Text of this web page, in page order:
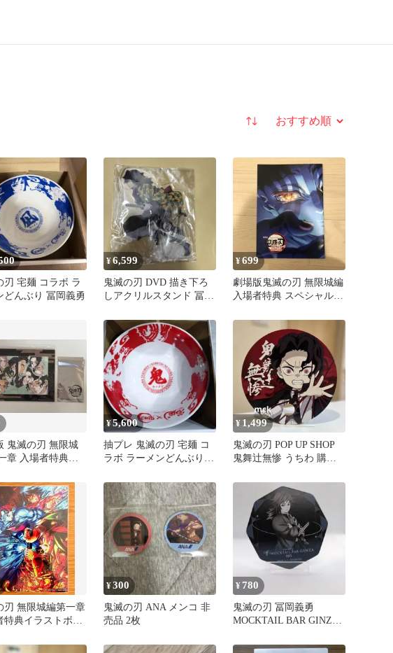
並び替え
刃 宅麺 コラボ ラ
どんぶり 冨岡義勇
¥6,599
鬼滅の刃 DVD 描き下ろ
しアクリルスタンド 冨岡
¥699
劇場版鬼滅の刃 無限城編
入場者特典 スペシャルイ
鬼滅の刃 無限城
章 入場者特典
¥5,600
抽プレ 鬼滅の刃 宅麺 コ
ラボ ラーメンどんぶり
¥ 1,499
鬼滅の刃 POP UP SHOP
鬼舞辻無惨 うちわ 購入
刃 無限城編第一章
特典イラストボー
¥300
鬼滅の刃 ANA メンコ 非
売品 2枚
¥ 780
鬼滅の刃 冨岡義勇
MOCKTAIL BAR GINZA